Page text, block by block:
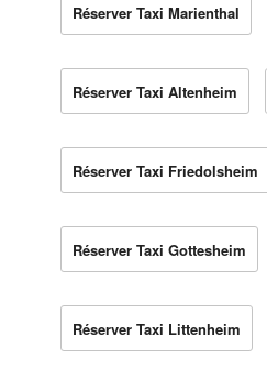
Réserver Taxi Marienthal
Réserver Taxi Altenheim
Réserver Taxi Friedolsheim
Réserver Taxi Gottesheim
Réserver Taxi Littenheim